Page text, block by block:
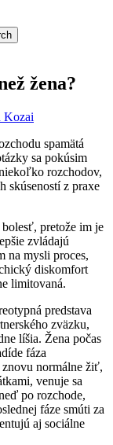
žena?
Kozai
spamätá
sa pokúsim
rozchodov,
skúseností z praxe
pretože im je
zvládajú
na mysli proces,
diskomfort
limitovaná.
predstava
zväzku,
líšia. Žena počas
fáza
znovu normálne žiť,
venuje sa
po rozchode,
fáze smúti za
aj sociálne